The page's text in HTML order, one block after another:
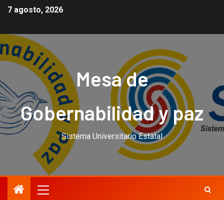
7 agosto, 2026
Mesa de
Gobernabilidad y paz
Sistema Universitario Estatal